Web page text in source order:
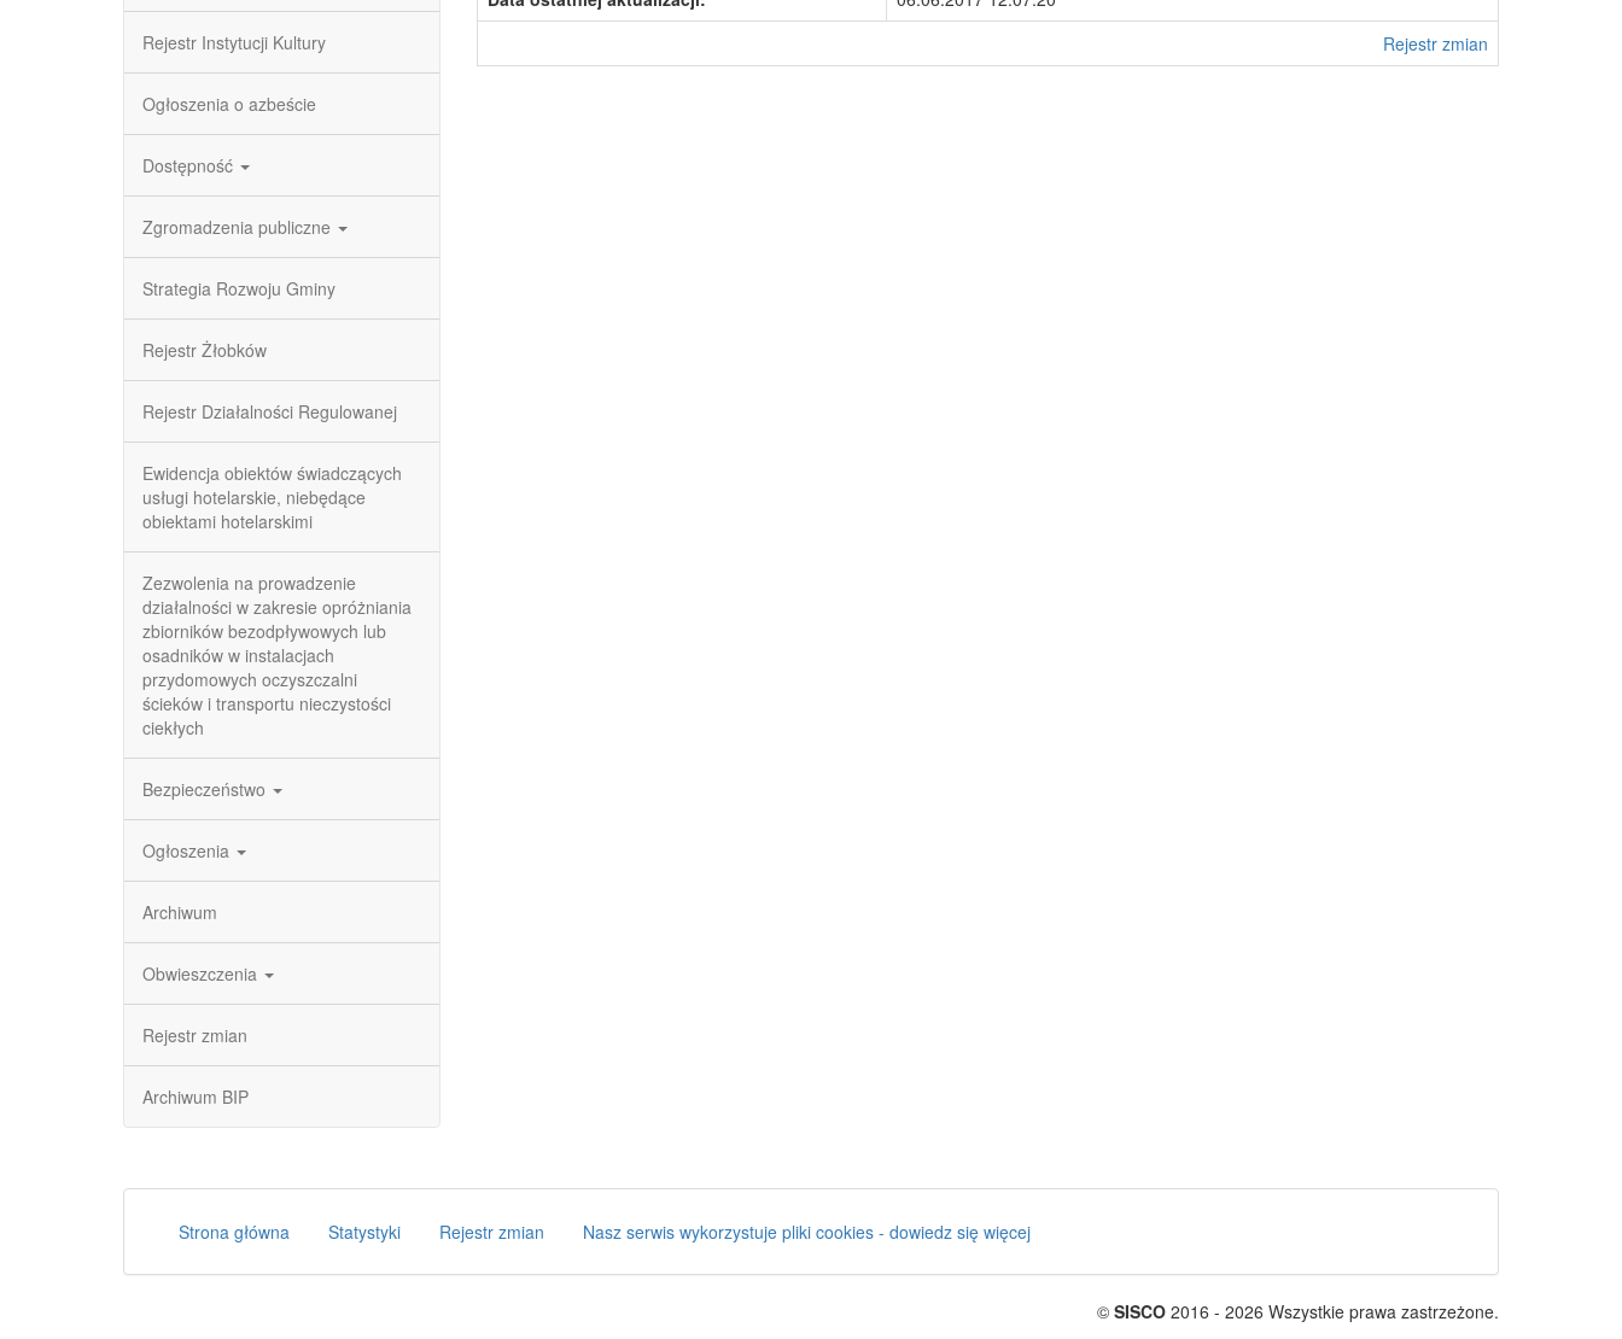
Rejestr Instytucji Kultury
Ogłoszenia o azbeście
Dostępność
Zgromadzenia publiczne
Strategia Rozwoju Gminy
Rejestr Żłobków
Rejestr Działalności Regulowanej
Ewidencja obiektów świadczących
usługi hotelarskie, niebędące
obiektami hotelarskimi
Zezwolenia na prowadzenie
działalności w zakresie opróżniania
zbiorników bezodpływowych lub
osadników w instalacjach
przydomowych oczyszczalni
ścieków i transportu nieczystości
ciekłych
Bezpieczeństwo
Ogłoszenia
Archiwum
Obwieszczenia
Rejestr zmian
Archiwum BIP
Rejestr zmian
Strona główna Statystyki Rejestr zmian Nasz serwis wykorzystuje pliki cookies - dowiedz się więcej
© SISCO 2016 - 2026 Wszystkie prawa zastrzeżone.